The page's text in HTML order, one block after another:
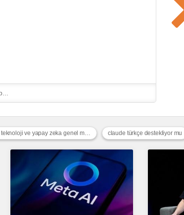
claude türkçe destekliyor mu
milli teknoloji ve yapay zeka genel müdürlüğü